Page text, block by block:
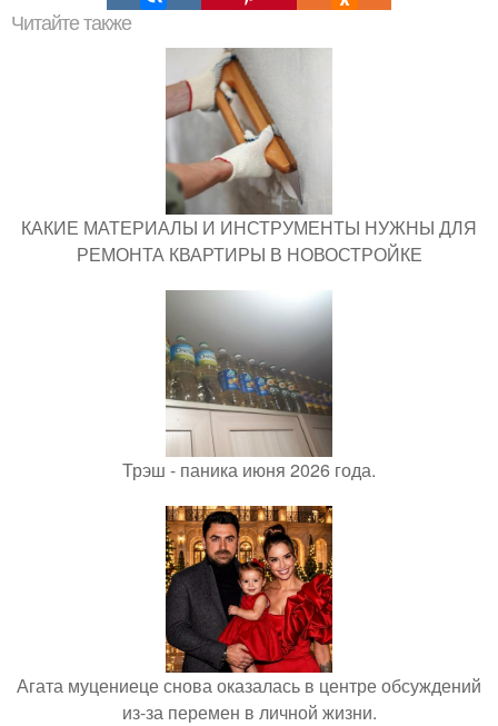
Читайте также
КАКИЕ МАТЕРИАЛЫ И ИНСТРУМЕНТЫ НУЖНЫ ДЛЯ
РЕМОНТА КВАРТИРЫ В НОВОСТРОЙКЕ
Трэш - паника июня 2026 года.
Агата муцениеце снова оказалась в центре обсуждений
из-за перемен в личной жизни.